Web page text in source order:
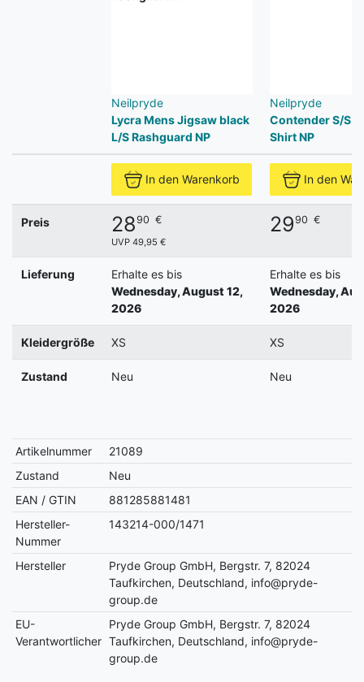
Neilpryde
Lycra Mens Jigsaw black
L/S Rashguard NP
Neilpryde
Contender S/S
Shirt NP
In den Warenkorb In den
Preis 2890 €
UVP 49,95 €
2990 €
Lieferung
Erhalte es bis
Wednesday, August 12,
2026
Erhalte es bis
Wednesday,
2026
Kleidergröße XS XS
Zustand Neu Neu
Artikelnummer
21089
Zustand
Neu
EAN / GTIN
881285881481
Hersteller-
Nummer
143214-000/1471
Hersteller
Pryde Group GmbH, Bergstr. 7, 82024
Taufkirchen, Deutschland, info@pryde-
group.de
EU-
Verantwortlicher
Pryde Group GmbH, Bergstr. 7, 82024
Taufkirchen, Deutschland, info@pryde-
group.de